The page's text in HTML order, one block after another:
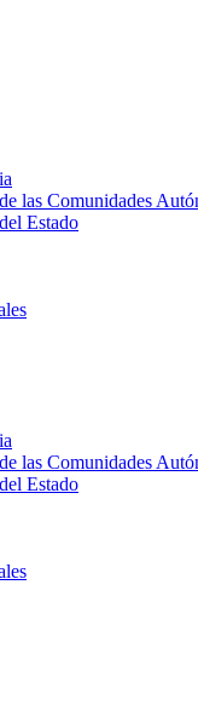
las Comunidades
Estado
las Comunidades
Estado